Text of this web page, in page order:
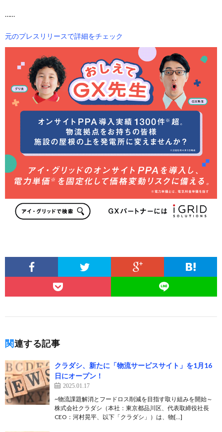
……
元のプレスリリースで詳細をチェック
関連する記事
クラダシ、新たに「物流サービスサイト」を1月16
日にオープン！
2025.01.17
~物流課題解消とフードロス削減を目指す取り組みを開始～
株式会社クラダシ（本社：東京都品川区、代表取締役社長
CEO：河村晃平、以下「クラダシ」）は、物[…]